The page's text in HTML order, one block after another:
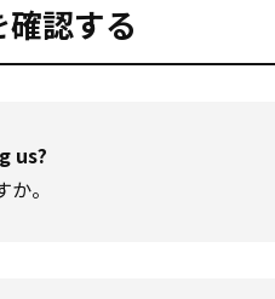
認する
us?
。